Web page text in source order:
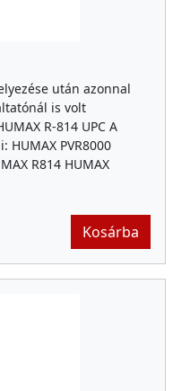
után azonnal
is volt
R-814 UPC A
HUMAX PVR8000
R814 HUMAX
Kosárba